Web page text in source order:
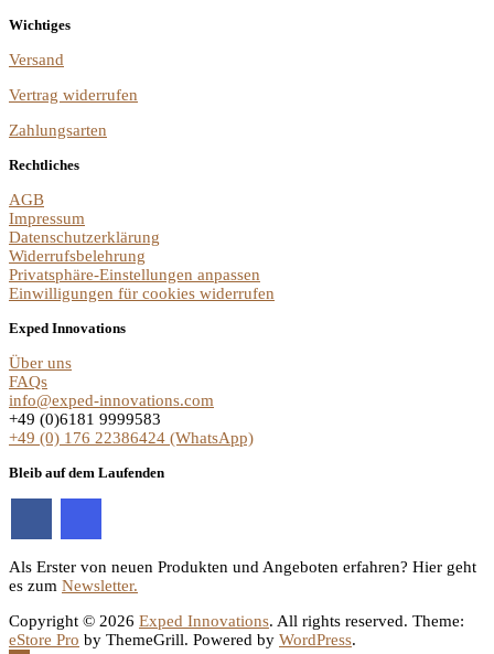
Wichtiges
Versand
Vertrag widerrufen
Zahlungsarten
Rechtliches
AGB
Impressum
Datenschutzerklärung
Widerrufsbelehrung
Privatsphäre-Einstellungen anpassen
Einwilligungen für cookies widerrufen
Exped Innovations
Über uns
FAQs
info@exped-innovations.com
+49 (0)6181 9999583
+49 (0) 176 22386424 (WhatsApp)
Bleib auf dem Laufenden
Als Erster von neuen Produkten und Angeboten erfahren? Hier geht
es zum Newsletter.
Copyright © 2026 Exped Innovations. All rights reserved. Theme:
eStore Pro by ThemeGrill. Powered by WordPress.